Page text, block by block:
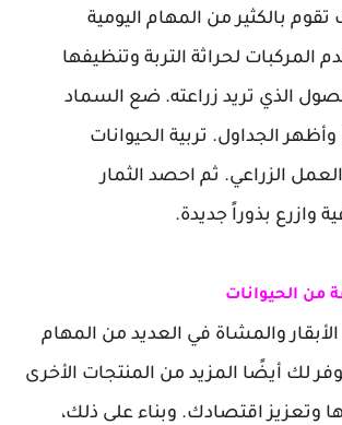
بالكثير من المهام اليومية
المركبات لحراثة التربة وتنظيفها
الذي تريد زراعته. ضع السماد
وأظهر الجداول. تربية الحيوانات
الزراعي. ثم احصد الثمار
وازرع بذوراً جديدة.
من الحيوانات
والمشاة في العديد من المهام
لك أيضًا المزيد من المنتجات الأخرى
وتعزيز اقتصادك. وبناء على ذلك،